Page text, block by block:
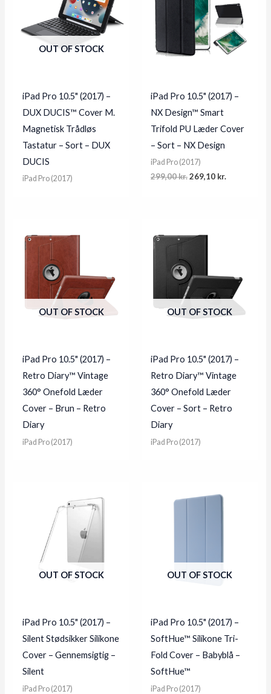
OUT OF STOCK
iPad Pro 10.5" (2017) –
DUX DUCIS™ Cover M.
Magnetisk Trådløs
Tastatur – Sort – DUX
DUCIS
iPad Pro (2017)
iPad Pro 10.5" (2017) –
NX Design™ Smart
Trifold PU Læder Cover
– Sort – NX Design
iPad Pro (2017)
299,00kr.Original
269,10 kr.
OUT OF STOCK
iPad Pro 10.5" (2017) –
Retro Diary™ Vintage
360° Onefold Læder
Cover – Brun – Retro
Diary
iPad Pro (2017)
OUT OF STOCK
iPad Pro 10.5" (2017) –
Retro Diary™ Vintage
360° Onefold Læder
Cover – Sort – Retro
Diary
iPad Pro (2017)
OUT OF STOCK
iPad Pro 10.5" (2017) –
Silent Stødsikker Silikone
Cover – Gennemsigtig –
Silent
iPad Pro (2017)
OUT OF STOCK
iPad Pro 10.5" (2017) –
SoftHue™ Silikone Tri-
Fold Cover – Babyblå –
SoftHue™
iPad Pro (2017)